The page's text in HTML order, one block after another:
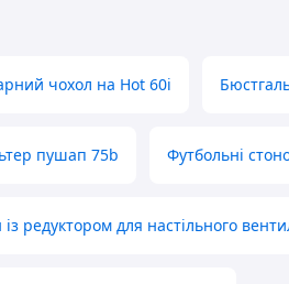
чохол на Hot 60i
пушап 75b Футбольні
редуктором для настільного